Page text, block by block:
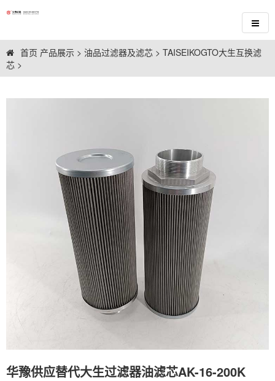
首页 产品展示 > 油品过滤器及滤芯 > TAISEIKOGTO大生互换滤
芯 >
华豫供应替代大生过滤器油滤芯AK-16-200K